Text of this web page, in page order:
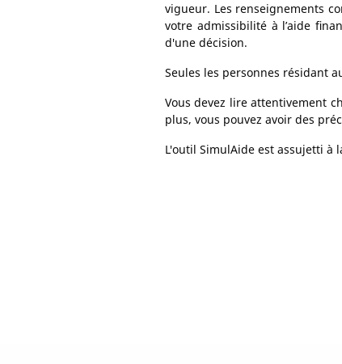
vigueur. Les renseignements
votre admissibilité à l’aide
d'une décision.
Seules les personnes résidant
Vous devez lire attentivement
plus, vous pouvez avoir des
L'outil SimulAide est assujetti à